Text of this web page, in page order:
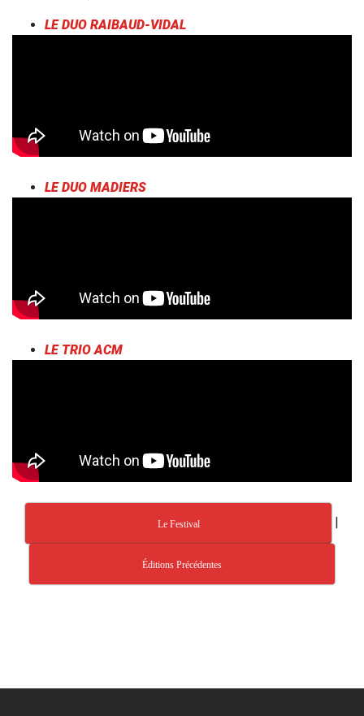
LE DUO RAIBAUD-VIDAL
LE DUO MADIERS
LE TRIO ACM
Le Festival
Éditions Précédentes